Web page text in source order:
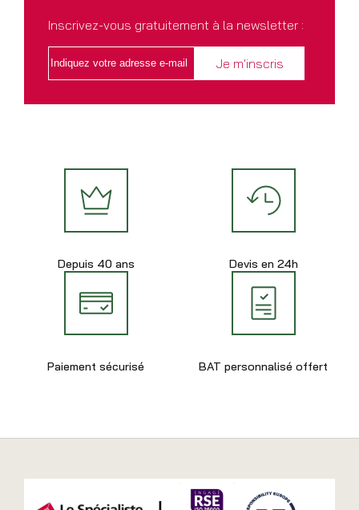
Inscrivez-vous gratuitement à la newsletter :
Depuis 40 ans Devis en 24h
Paiement sécurisé BAT personnalisé offert